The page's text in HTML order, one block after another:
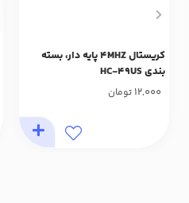
کریستال 4MHZ پایه دار، بسته
بندی HC-49US
12,000 تومان